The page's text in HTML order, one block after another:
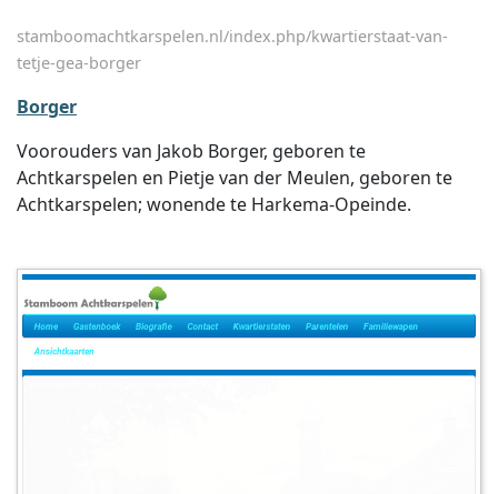
stamboomachtkarspelen.nl/index.php/kwartierstaat-van-
tetje-gea-borger
Borger
Voorouders van Jakob Borger, geboren te
Achtkarspelen en Pietje van der Meulen, geboren te
Achtkarspelen; wonende te Harkema-Opeinde.